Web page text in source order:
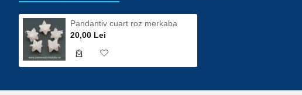
Pandantiv cuart roz merkaba
20,00 Lei